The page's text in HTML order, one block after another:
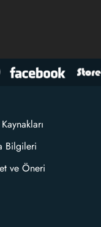
Bilgileri
ve Öneri